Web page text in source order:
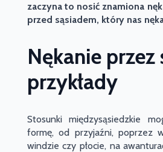
zaczyna to nosić znamiona
przed sąsiadem, który nas
Nękanie przez
przykłady
Stosunki międzysąsiedzkie
formę, od przyjaźni, poprzez
windzie czy płocie, na